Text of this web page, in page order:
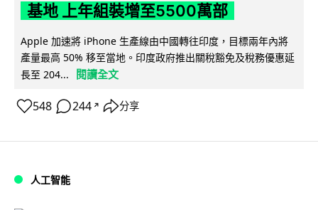
基地 上年組裝增至5500萬部
Apple 加速將 iPhone 生產線由中國轉往印度，目標兩年內將
產量最高 50% 移至當地。印度政府推出關稅豁免及稅務優惠延
長至 204...
閱讀全文
548 244 ↗ 分享
人工智能